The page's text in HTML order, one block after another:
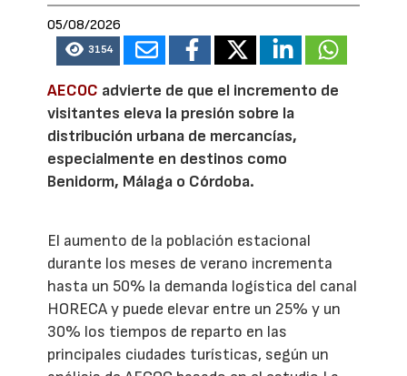
05/08/2026
3154
AECOC advierte de que el incremento de
visitantes eleva la presión sobre la
distribución urbana de mercancías,
especialmente en destinos como
Benidorm, Málaga o Córdoba.
El aumento de la población estacional
durante los meses de verano incrementa
hasta un 50% la demanda logística del canal
HORECA y puede elevar entre un 25% y un
30% los tiempos de reparto en las
principales ciudades turísticas, según un